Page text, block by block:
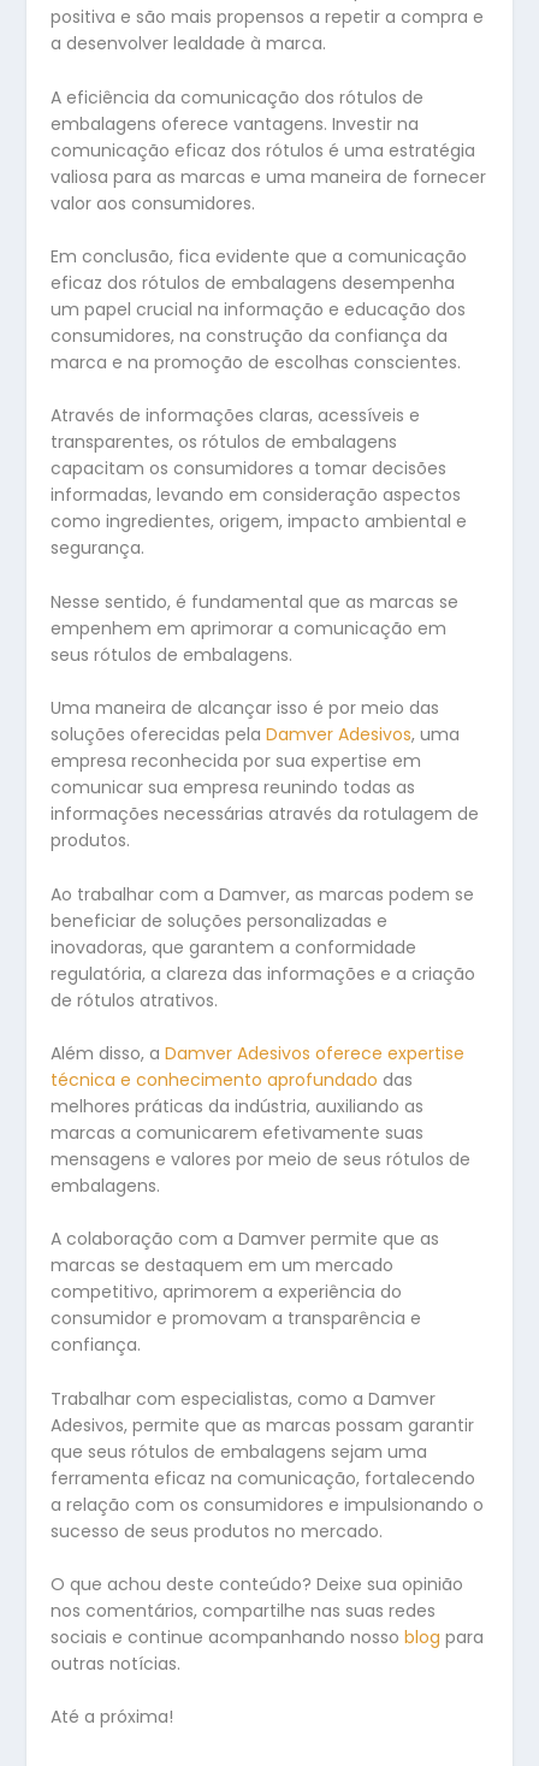
positiva e são mais propensos a repetir a compra e
a desenvolver lealdade à marca.
A eficiência da comunicação dos rótulos de
embalagens oferece vantagens. Investir na
comunicação eficaz dos rótulos é uma estratégia
valiosa para as marcas e uma maneira de fornecer
valor aos consumidores.
Em conclusão, fica evidente que a comunicação
eficaz dos rótulos de embalagens desempenha
um papel crucial na informação e educação dos
consumidores, na construção da confiança da
marca e na promoção de escolhas conscientes.
Através de informações claras, acessíveis e
transparentes, os rótulos de embalagens
capacitam os consumidores a tomar decisões
informadas, levando em consideração aspectos
como ingredientes, origem, impacto ambiental e
segurança.
Nesse sentido, é fundamental que as marcas se
empenhem em aprimorar a comunicação em
seus rótulos de embalagens.
Uma maneira de alcançar isso é por meio das
soluções oferecidas pelaDamver Adesivos, uma
empresa reconhecida por sua expertise em
comunicar sua empresa reunindo todas as
informações necessárias através da rotulagem de
produtos.
Ao trabalhar com a Damver, as marcas podem se
beneficiar de soluções personalizadas e
inovadoras, que garantem a conformidade
regulatória, a clareza das informações e a criação
de rótulos atrativos.
Além disso, aDamver Adesivos oferece expertise
técnica e conhecimento aprofundado das
melhores práticas da indústria, auxiliando as
marcas a comunicarem efetivamente suas
mensagens e valores por meio de seus rótulos de
embalagens.
A colaboração com a Damver permite que as
marcas se destaquem em um mercado
competitivo, aprimorem a experiência do
consumidor e promovam a transparência e
confiança.
Trabalhar com especialistas, como a Damver
Adesivos, permite que as marcas possam garantir
que seus rótulos de embalagens sejam uma
ferramenta eficaz na comunicação, fortalecendo
a relação com os consumidores e impulsionando o
sucesso de seus produtos no mercado.
O que achou deste conteúdo? Deixe sua opinião
nos comentários, compartilhe nas suas redes
sociais e continue acompanhando nossoblog para
outras notícias.
Até a próxima!